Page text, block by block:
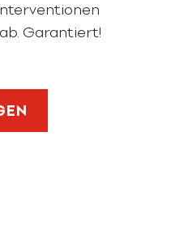
Garantiert!